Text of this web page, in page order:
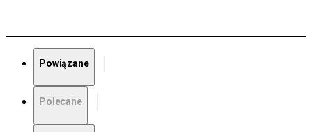
Powiązane
Polecane